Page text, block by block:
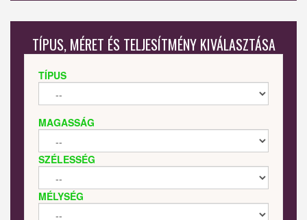
TÍPUS, MÉRET ÉS TELJESÍTMÉNY KIVÁLASZTÁSA
TÍPUS
MAGASSÁG
SZÉLESSÉG
MÉLYSÉG